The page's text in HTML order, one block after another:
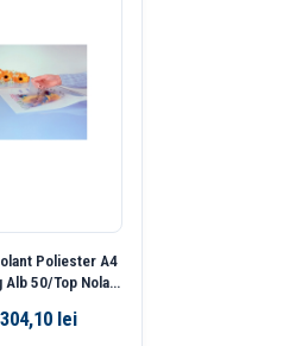
Poliester A4
Alb 50/Top Nola
304,10 lei